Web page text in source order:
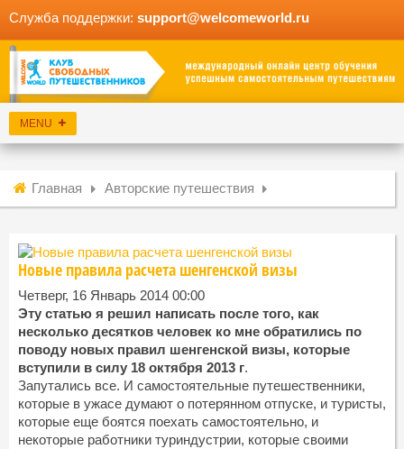
Служба поддержки: support@welcomeworld.ru
Главная Авторские путешествия
Новые правила расчета шенгенской визы
Четверг, 16 Январь 2014 00:00
Эту статью я решил написать после того, как
несколько десятков человек ко мне обратились по
поводу новых правил шенгенской визы, которые
вступили в силу 18 октября 2013 г.
Запутались все. И самостоятельные путешественники,
которые в ужасе думают о потерянном отпуске, и туристы,
которые еще боятся поехать самостоятельно, и
некоторые работники туриндустрии, которые своими